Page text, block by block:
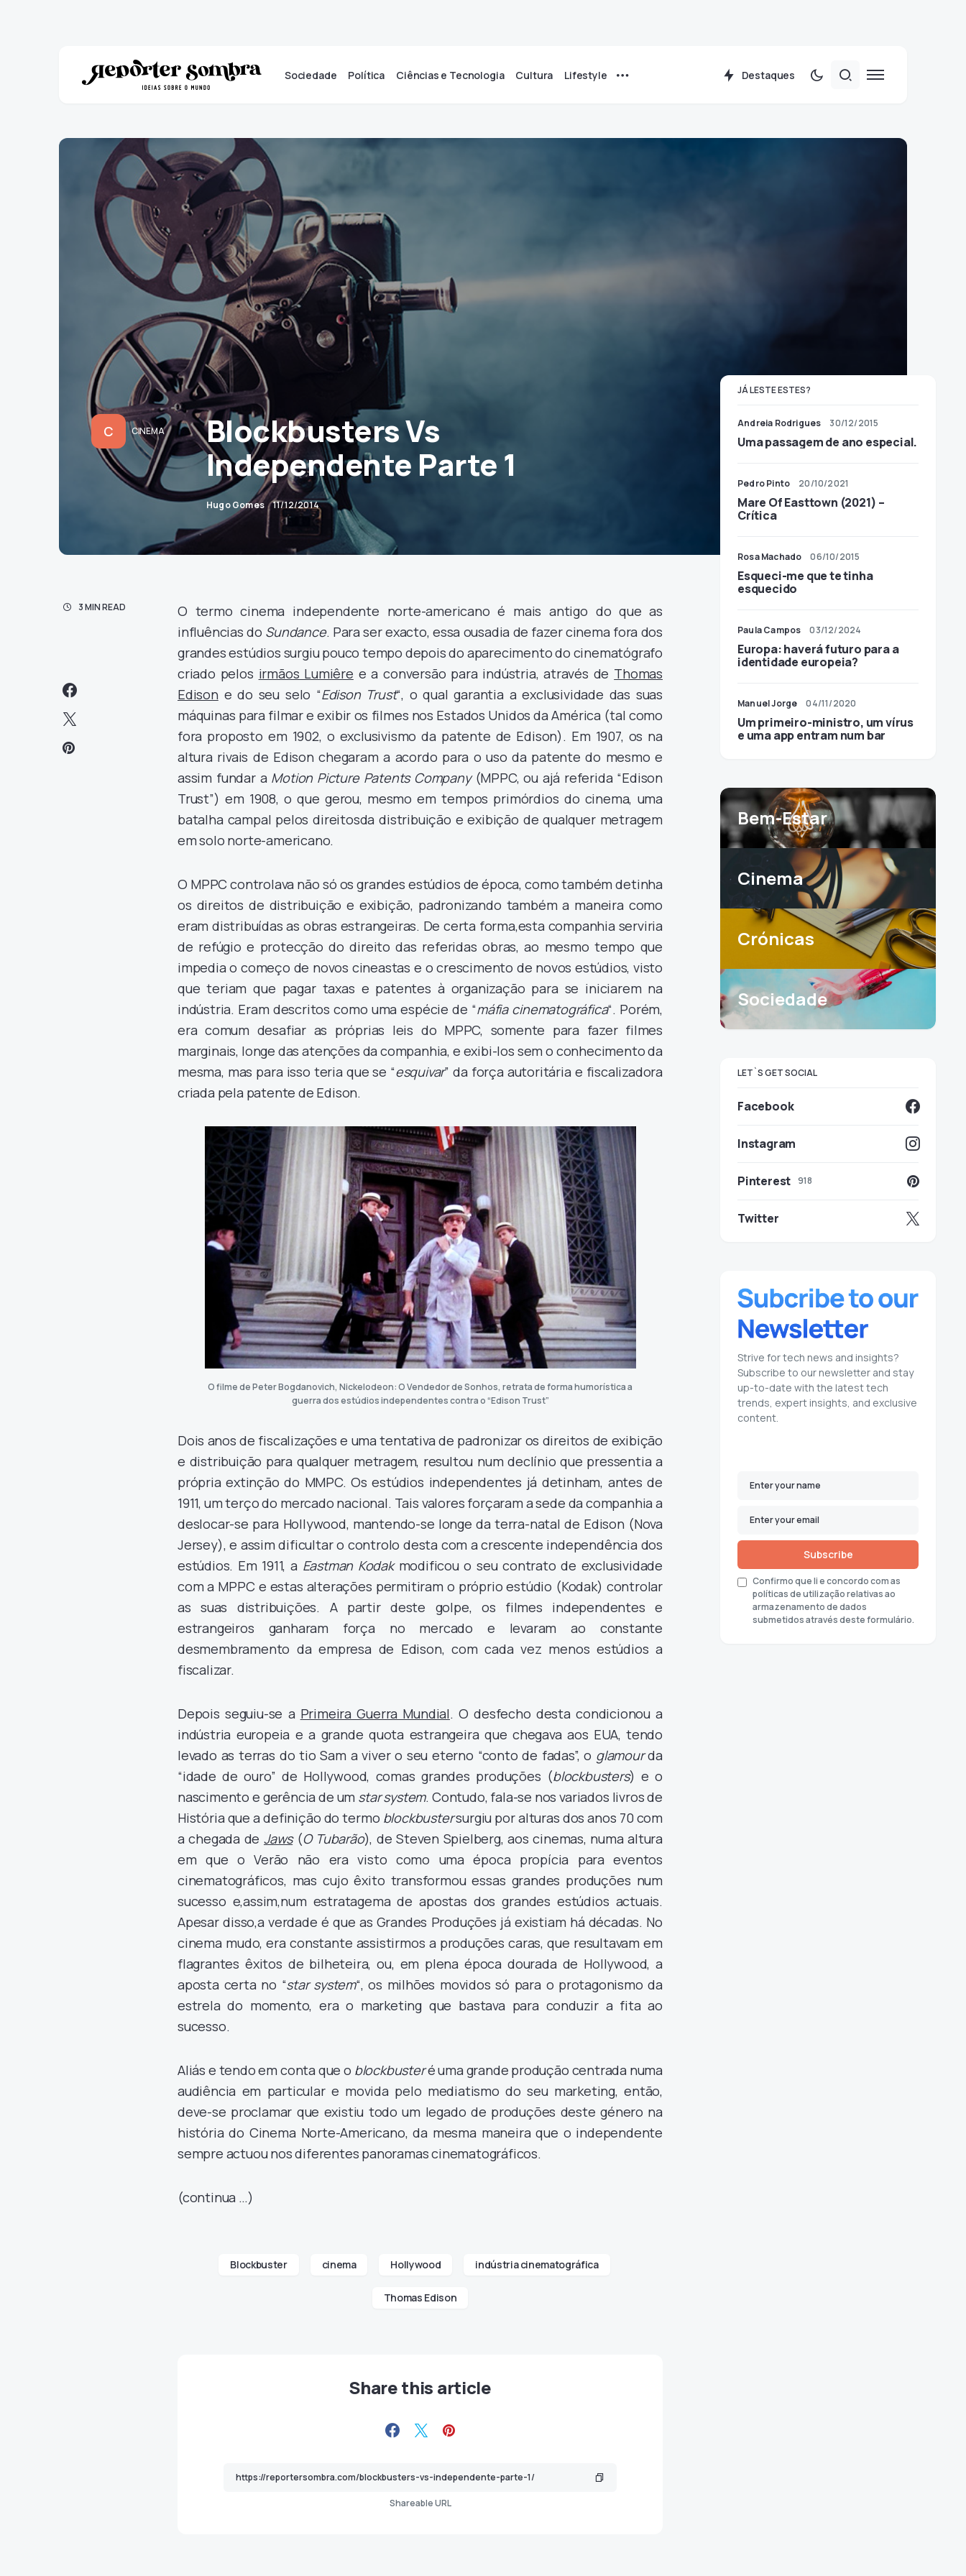
Sociedade Política Ciências e Tecnologia Cultura Lifestyle Destaques
C CINEMA
Blockbusters Vs
Independente Parte 1
Hugo Gomes 11/12/2014
3 MIN READ
O termo cinema independente norte-americano é mais antigo do que as
influências do Sundance. Para ser exacto, essa ousadia de fazer cinema fora dos
grandes estúdios surgiu pouco tempo depois do aparecimento do cinematógrafo
criado pelos irmãos Lumiêre e a conversão para indústria, através de Thomas
Edison e do seu selo “Edison Trust“, o qual garantia a exclusividade das suas
máquinas para filmar e exibir os filmes nos Estados Unidos da América (tal como
fora proposto em 1902, o exclusivismo da patente de Edison). Em 1907, os na
altura rivais de Edison chegaram a acordo para o uso da patente do mesmo e
assim fundar a Motion Picture Patents Company(MPPC, ou ajá referida “Edison
Trust”) em 1908, o que gerou, mesmo em tempos primórdios do cinema, uma
batalha campal pelos direitosda distribuição e exibição de qualquer metragem
em solo norte-americano.
O MPPC controlava não só os grandes estúdios de época, como também detinha
os direitos de distribuição e exibição, padronizando também a maneira como
eram distribuídas as obras estrangeiras. De certa forma,esta companhia serviria
de refúgio e protecção do direito das referidas obras, ao mesmo tempo que
impedia o começo de novos cineastas e o crescimento de novos estúdios, visto
que teriam que pagar taxas e patentes à organização para se iniciarem na
indústria. Eram descritos como uma espécie de “máfia cinematográfica“. Porém,
era comum desafiar as próprias leis do MPPC, somente para fazer filmes
marginais, longe das atenções da companhia, e exibi-los sem o conhecimento da
mesma, mas para isso teria que se “esquivar” da força autoritária e fiscalizadora
criada pela patente de Edison.
O filme de Peter Bogdanovich, Nickelodeon: O Vendedor de Sonhos, retrata de forma humorística a
guerra dos estúdios independentes contra o “Edison Trust”
Dois anos de fiscalizações e uma tentativa de padronizar os direitos de exibição
e distribuição para qualquer metragem, resultou num declínio que pressentia a
própria extinção do MMPC. Os estúdios independentes já detinham, antes de
1911, um terço do mercado nacional. Tais valores forçaram a sede da companhia a
deslocar-se para Hollywood, mantendo-se longe da terra-natal de Edison (Nova
Jersey), e assim dificultar o controlo desta com a crescente independência dos
estúdios. Em 1911, a Eastman Kodakmodificou o seu contrato de exclusividade
com a MPPC e estas alterações permitiram o próprio estúdio (Kodak) controlar
as suas distribuições. A partir deste golpe, os filmes independentes e
estrangeiros ganharam força no mercado e levaram ao constante
desmembramento da empresa de Edison, com cada vez menos estúdios a
fiscalizar.
Depois seguiu-se a Primeira Guerra Mundial. O desfecho desta condicionou a
indústria europeia e a grande quota estrangeira que chegava aos EUA, tendo
levado as terras do tio Sam a viver o seu eterno “conto de fadas”, o glamourda
“idade de ouro” de Hollywood, comas grandes produções (blockbusters) e o
nascimento e gerência de um star system. Contudo, fala-se nos variados livros de
História que a definição do termo blockbustersurgiu por alturas dos anos 70 com
a chegada de Jaws(O Tubarão), de Steven Spielberg, aos cinemas, numa altura
em que o Verão não era visto como uma época propícia para eventos
cinematográficos, mas cujo êxito transformou essas grandes produções num
sucesso e,assim,num estratagema de apostas dos grandes estúdios actuais.
Apesar disso,a verdade é que as Grandes Produções já existiam há décadas. No
cinema mudo, era constante assistirmos a produções caras, que resultavam em
flagrantes êxitos de bilheteira, ou, em plena época dourada de Hollywood, a
aposta certa no “star system“, os milhões movidos só para o protagonismo da
estrela do momento, era o marketing que bastava para conduzir a fita ao
sucesso.
Aliás e tendo em conta que o blockbusteré uma grande produção centrada numa
audiência em particular e movida pelo mediatismo do seu marketing, então,
deve-se proclamar que existiu todo um legado de produções deste género na
história do Cinema Norte-Americano, da mesma maneira que o independente
sempre actuou nos diferentes panoramas cinematográficos.
(continua …)
Blockbuster cinema Hollywood indústria cinematográfica
Thomas Edison
Share this article
Shareable URL
JÁ LESTE ESTES?
Andreia Rodrigues 30/12/2015
Uma passagem de ano especial.
Pedro Pinto 20/10/2021
Mare Of Easttown (2021) –
Crítica
Rosa Machado 06/10/2015
Esqueci-me que te tinha
esquecido
Paula Campos 03/12/2024
Europa: haverá futuro para a
identidade europeia?
Manuel Jorge 04/11/2020
Um primeiro-ministro, um vírus
e uma app entram num bar
Bem-Estar
Cinema
Crónicas
Sociedade
LET`S GET SOCIAL
Facebook
Instagram
Pinterest 918
Twitter
Strive for tech news and insights?
Subscribe to our newsletter and stay
up-to-date with the latest tech
trends, expert insights, and exclusive
content.
Subscribe
Confirmo que li e concordo com as
políticas de utilização relativas ao
armazenamento de dados
submetidos através deste formulário.